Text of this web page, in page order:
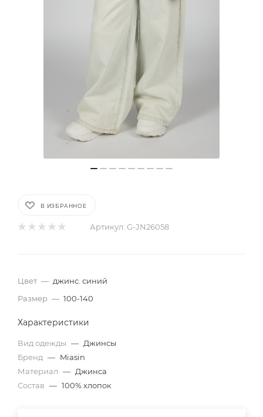
В ИЗБРАННОЕ
Артикул: G-JN26058
Цвет — джинс. синий
Размер — 100-140
Характеристики
Вид одежды — Джинсы
Бренд — Miasin
Материал — Джинса
Состав — 100% хлопок